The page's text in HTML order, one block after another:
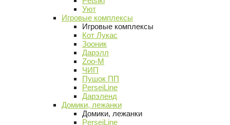
Уют
Игровые комплексы
Игровые комплексы
Кот Лукас
Зооник
Дарэлл
Zoo-M
ЧИП
Пушок ПП
PerseiLine
Дарэленд
Домики, лежанки
Домики, лежанки
PerseiLine